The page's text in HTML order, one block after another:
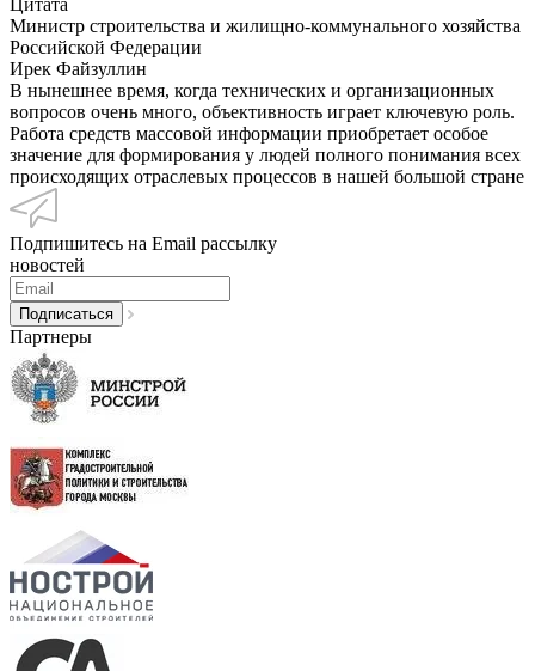
Цитата
Министр строительства и жилищно-коммунального хозяйства
Российской Федерации
Ирек Файзуллин
В нынешнее время, когда технических и организационных
вопросов очень много, объективность играет ключевую роль.
Работа средств массовой информации приобретает особое
значение для формирования у людей полного понимания всех
происходящих отраслевых процессов в нашей большой стране
Подпишитесь на Email рассылку
новостей
Партнеры